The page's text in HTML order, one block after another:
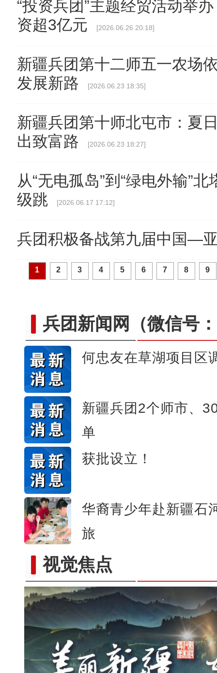
“投资兵团”主题经贸活动举
资超3亿元
[2026.06.26 20:18]
新疆兵团第十二师五一农场
发展新路
[2026.06.23 18:35]
新疆兵团第十师北屯市：夏
出致富路
[2026.06.23 18:27]
从“无电孤岛”到“绿电外输”
级跳
[2026.06.17 17:12]
兵团积极备战第九届中国—
1 2 3 4 5 6 7 8 9
兵团新闻网 （微信号
何忠友在草湖项目区
新疆兵团2个师市、
单
获批设立！
华裔青少年赴新疆石
旅
视觉焦点
昆玉90名青年奔赴康西瓦：